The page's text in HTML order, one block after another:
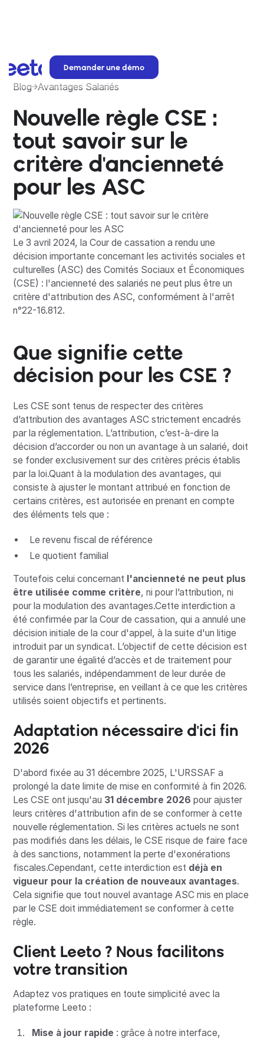
Demander une démo
Blog Avantages Salariés
Nouvelle règle CSE :
tout savoir sur le
critère d'ancienneté
pour les ASC
Le 3 avril 2024, la Cour de cassation a rendu une
décision importante concernant les activités sociales et
culturelles (ASC) des Comités Sociaux et Économiques
(CSE) : l'ancienneté des salariés ne peut plus être un
critère d'attribution des ASC, conformément à l'arrêt
n°22-16.812.
Que signifie cette
décision pour les CSE ?
Les CSE sont tenus de respecter des critères
d’attribution des avantages ASC strictement encadrés
par la réglementation. L’attribution, c’est-à-dire la
décision d’accorder ou non un avantage à un salarié, doit
se fonder exclusivement sur des critères précis établis
par la loi.Quant à la modulation des avantages, qui
consiste à ajuster le montant attribué en fonction de
certains critères, est autorisée en prenant en compte
des éléments tels que :
Le revenu fiscal de référence
Le quotient familial
Toutefois celui concernant l'ancienneté ne peut plus
être utilisée comme critère, ni pour l’attribution, ni
pour la modulation des avantages.Cette interdiction a
été confirmée par la Cour de cassation, qui a annulé une
décision initiale de la cour d'appel, à la suite d'un litige
introduit par un syndicat. L’objectif de cette décision est
de garantir une égalité d’accès et de traitement pour
tous les salariés, indépendamment de leur durée de
service dans l’entreprise, en veillant à ce que les critères
utilisés soient objectifs et pertinents.
Adaptation nécessaire d'ici fin
2026
D'abord fixée au 31 décembre 2025, L'URSSAF a
prolongé la date limite de mise en conformité à fin 2026.
Les CSE ont jusqu'au 31 décembre 2026 pour ajuster
leurs critères d'attribution afin de se conformer à cette
nouvelle réglementation. Si les critères actuels ne sont
pas modifiés dans les délais, le CSE risque de faire face
à des sanctions, notamment la perte d'exonérations
fiscales.Cependant, cette interdiction est déjà en
vigueur pour la création de nouveaux avantages.
Cela signifie que tout nouvel avantage ASC mis en place
par le CSE doit immédiatement se conformer à cette
règle.
Client Leeto ? Nous facilitons
votre transition
Adaptez vos pratiques en toute simplicité avec la
plateforme Leeto :
Mise à jour rapide : grâce à notre interface,